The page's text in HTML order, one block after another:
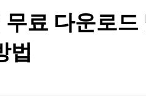
료 다운로
법